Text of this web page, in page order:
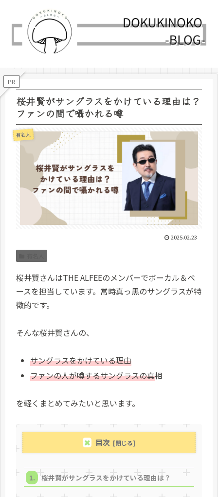
PR
桜井賢がサングラスをかけている理由は？
ファンの間で囁かれる噂
有名人
2025.02.23
桜井賢さんはTHE ALFEEのメンバーでボーカル＆ベ
ースを担当しています。常時真っ黒のサングラスが特
徴的です。
そんな桜井賢さんの、
サングラスをかけている理由
ファンの人が噂するサングラスの真相
を軽くまとめてみたいと思います。
目次
桜井賢がサングラスをかけている理由は？